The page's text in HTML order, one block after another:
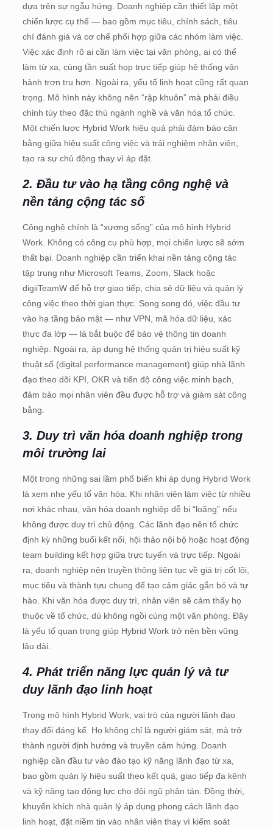
dựa trên sự ngẫu hứng. Doanh nghiệp cần thiết lập một
chiến lược cụ thể — bao gồm mục tiêu, chính sách, tiêu
chí đánh giá và cơ chế phối hợp giữa các nhóm làm việc.
Việc xác định rõ ai cần làm việc tại văn phòng, ai có thể
làm từ xa, cùng tần suất họp trực tiếp giúp hệ thống vận
hành trơn tru hơn. Ngoài ra, yếu tố linh hoạt cũng rất quan
trọng. Mô hình này không nên “rập khuôn” mà phải điều
chỉnh tùy theo đặc thù ngành nghề và văn hóa tổ chức.
Một chiến lược Hybrid Work hiệu quả phải đảm bảo cân
bằng giữa hiệu suất công việc và trải nghiệm nhân viên,
tạo ra sự chủ động thay vì áp đặt.
2. Đầu tư vào hạ tầng công nghệ và
nền tảng cộng tác số
Công nghệ chính là “xương sống” của mô hình Hybrid
Work. Không có công cụ phù hợp, mọi chiến lược sẽ sớm
thất bại. Doanh nghiệp cần triển khai nền tảng cộng tác
tập trung như Microsoft Teams, Zoom, Slack hoặc
digiiTeamW để hỗ trợ giao tiếp, chia sẻ dữ liệu và quản lý
công việc theo thời gian thực. Song song đó, việc đầu tư
vào hạ tầng bảo mật — như VPN, mã hóa dữ liệu, xác
thực đa lớp — là bắt buộc để bảo vệ thông tin doanh
nghiệp. Ngoài ra, áp dụng hệ thống quản trị hiệu suất kỹ
thuật số (digital performance management) giúp nhà lãnh
đạo theo dõi KPI, OKR và tiến độ công việc minh bạch,
đảm bảo mọi nhân viên đều được hỗ trợ và giám sát công
bằng.
3. Duy trì văn hóa doanh nghiệp trong
môi trường lai
Một trong những sai lầm phổ biến khi áp dụng Hybrid Work
là xem nhẹ yếu tố văn hóa. Khi nhân viên làm việc từ nhiều
nơi khác nhau, văn hóa doanh nghiệp dễ bị “loãng” nếu
không được duy trì chủ động. Các lãnh đạo nên tổ chức
định kỳ những buổi kết nối, hội thảo nội bộ hoặc hoạt động
team building kết hợp giữa trực tuyến và trực tiếp. Ngoài
ra, doanh nghiệp nên truyền thông liên tục về giá trị cốt lõi,
mục tiêu và thành tựu chung để tạo cảm giác gắn bó và tự
hào. Khi văn hóa được duy trì, nhân viên sẽ cảm thấy họ
thuộc về tổ chức, dù không ngồi cùng một văn phòng. Đây
là yếu tố quan trọng giúp Hybrid Work trở nên bền vững
lâu dài.
4. Phát triển năng lực quản lý và tư
duy lãnh đạo linh hoạt
Trong mô hình Hybrid Work, vai trò của người lãnh đạo
thay đổi đáng kể. Họ không chỉ là người giám sát, mà trở
thành người định hướng và truyền cảm hứng. Doanh
nghiệp cần đầu tư vào đào tạo kỹ năng lãnh đạo từ xa,
bao gồm quản lý hiệu suất theo kết quả, giao tiếp đa kênh
và kỹ năng tạo động lực cho đội ngũ phân tán. Đồng thời,
khuyến khích nhà quản lý áp dụng phong cách lãnh đạo
linh hoạt, đặt niềm tin vào nhân viên thay vì kiểm soát